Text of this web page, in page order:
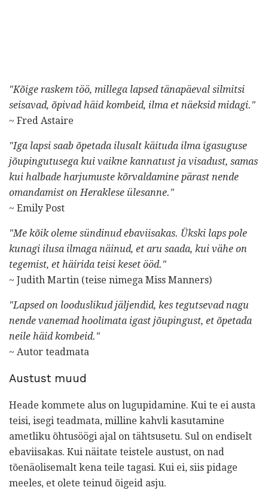
"Kõige raskem töö, millega lapsed tänapäeval silmitsi
seisavad, õpivad häid kombeid, ilma et näeksid midagi."
~ Fred Astaire
"Iga lapsi saab õpetada ilusalt käituda ilma igasuguse
jõupingutusega kui vaikne kannatust ja visadust, samas
kui halbade harjumuste kõrvaldamine pärast nende
omandamist on Heraklese ülesanne."
~ Emily Post
"Me kõik oleme sündinud ebaviisakas. Ükski laps pole
kunagi ilusa ilmaga näinud, et aru saada, kui vähe on
tegemist, et häirida teisi keset ööd."
~ Judith Martin (teise nimega Miss Manners)
"Lapsed on looduslikud jäljendid, kes tegutsevad nagu
nende vanemad hoolimata igast jõupingust, et õpetada
neile häid kombeid."
~ Autor teadmata
Austust muud
Heade kommete alus on lugupidamine. Kui te ei austa
teisi, isegi teadmata, milline kahvli kasutamine
ametliku õhtusöögi ajal on tähtsusetu. Sul on endiselt
ebaviisakas. Kui näitate teistele austust, on nad
tõenäolisemalt kena teile tagasi. Kui ei, siis pidage
meeles, et olete teinud õigeid asju.